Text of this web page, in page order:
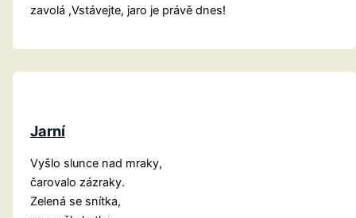
zavolá ,Vstávejte, jaro je právě dnes!
Jarní
Vyšlo slunce nad mraky,
čarovalo zázraky.
Zelená se snítka,